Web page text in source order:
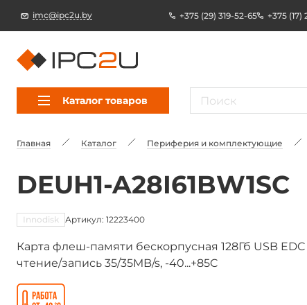
imc@ipc2u.by +375 (29) 319-52-65 +375
Каталог товаров
Главная Каталог Периферия и комплектующие
DEUH1-A28I61BW1SC
Innodisk Артикул: 12223400
Карта флеш-памяти бескорпусная 128Гб USB EDC
чтение/запись 35/35MB/s, -40...+85C